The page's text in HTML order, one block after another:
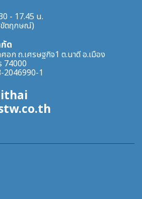
- 17.45 น.
ขัตฤกษณ์)
ด
อก ถ.เศรษฐกิจ1 ต.นาดี อ.เมือง
74000
2046990-1